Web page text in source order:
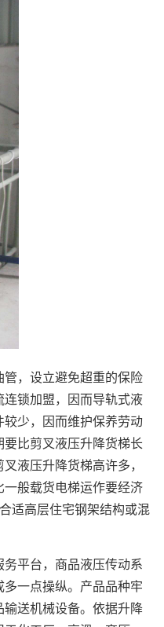
，设立避免超重的保险
锁加盟，因而导轨式液
少，因而维护保养劳动
比剪叉液压升降货梯长
液压升降货梯高许多，
般载货电梯运作要经济
适高层住宅钢架结构或混
平台，商品液压传动系
一点操纵。产品品种牢
送机械设备。依据升降